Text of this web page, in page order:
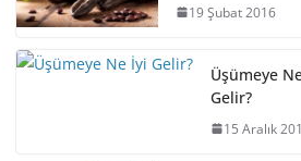
19 Şubat 2016
Üşümeye
Gelir?
15 Aralık